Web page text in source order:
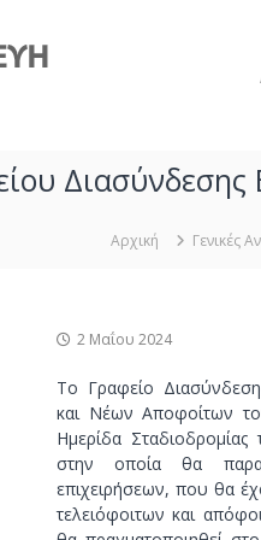
ε
μ
ς
κ
α
ι
Κ
Αρχική Γενικές
2 Μαΐου 2024
Το Γραφείο
και Νέων Αποφοίτων
Ημερίδα
στην οποία θα
επιχειρήσεων, που θα
τελειόφοιτων και